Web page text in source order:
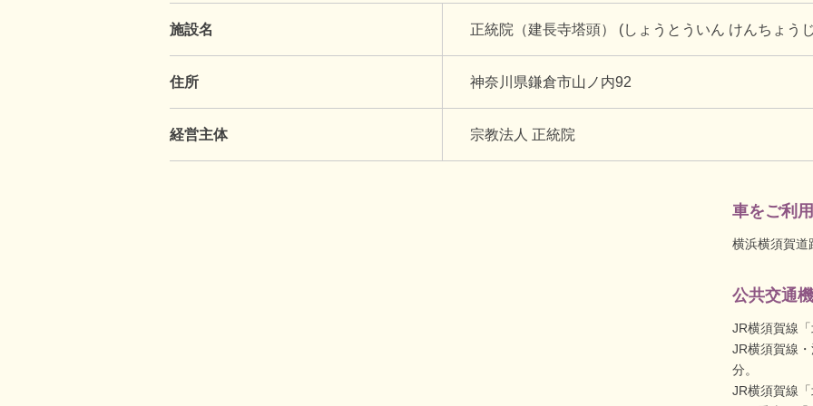
施設名 正統院（建長寺塔頭） (しょうとういん けんちょう
住所 神奈川県鎌倉市山ノ内92
経営主体 宗教法人 正統院
車をご利
横浜横須賀道
公共交通
JR横須賀線
JR横須賀線
分。
JR横須賀線